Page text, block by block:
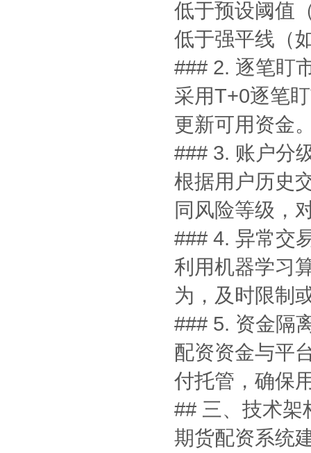
低于预设阈值
低于强平线（
### 2. 逐笔盯
采用T+0逐笔
更新可用资金
### 3. 账户分
根据用户历史
同风险等级，
### 4. 异常交
利用机器学习
为，及时限制
### 5. 资金隔
配资资金与平
付托管，确保
## 三、技术架
期货配资系统